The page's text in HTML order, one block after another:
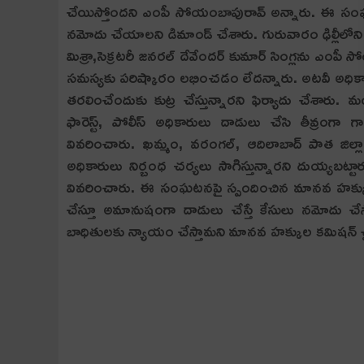
చేయిస్తోంద‌ని ఎంపీ సోయంబాపురావ్ అన్నారు. ఈ
నమోదు చేయాలని డిమాండ్ చేశారు. గురువారం
మిశ్రా,సెక్రటరీ జనరల్ దేవేందర్ కుమార్ సింగ్లను
సమస్యకు పరిష్కారం లభించడం లేద‌న్నారు. అటవీ
తరలించేందుకు కుట్ర చేస్తున్నార‌ని ఫిర్యాదు
ఫారెస్ట్, పోలీస్‌ అధికారులు దాడులు చేసి
వివరించారు. ఖమ్మం, వరంగల్, ఆదిలాబాద్ పాత
అధికారులు నిర్బంధ చర్యలు సాగిస్తున్నారని
వివరించారు. ఈ సంఘటనపై స్పందించిన మానవ
చేస్తూ అమానుషంగా దాడులు చేస్తే కేసులు నమోదు
బాధితులకు న్యాయం చేస్తామని మానవ హక్కుల కమిషన్